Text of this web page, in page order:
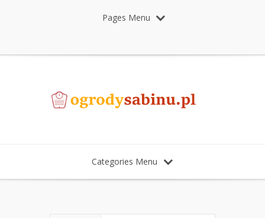
Pages Menu
Categories Menu